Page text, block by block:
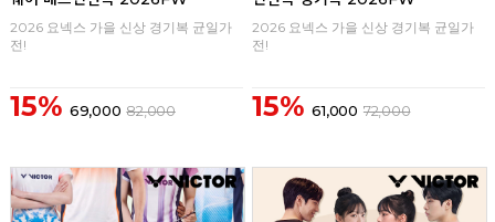
2026 요넥스 가을 신상 경기복 균일가
전!
15% 69,000 82,000
2026 요넥스 가을 신상 경기복 균일가
전!
15% 61,000 72,000